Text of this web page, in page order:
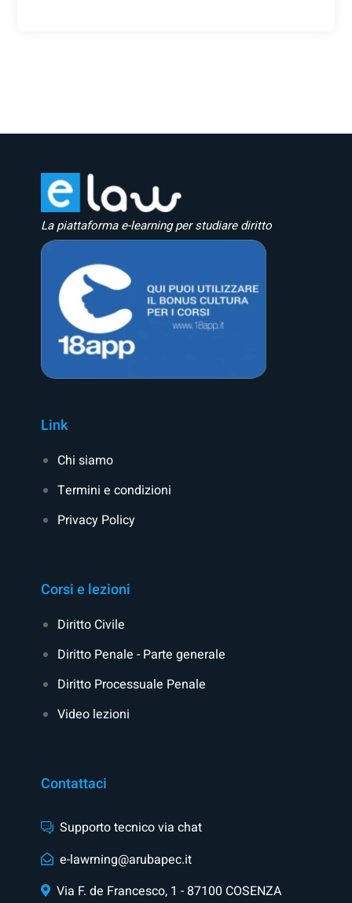
La piattaforma e-learning per studiare diritto
Link
Chi siamo
Termini e condizioni
Privacy Policy
Corsi e lezioni
Diritto Civile
Diritto Penale - Parte generale
Diritto Processuale Penale
Video lezioni
Contattaci
Supporto tecnico via chat
e-lawrning@arubapec.it
Via F. de Francesco, 1 - 87100 COSENZA